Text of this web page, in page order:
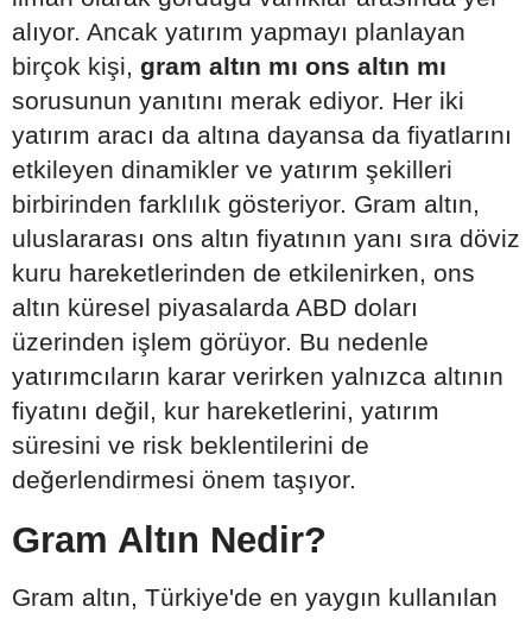
alıyor. Ancak yatırım yapmayı planlayan
birçok kişi, gram altın mı ons altın mı
sorusunun yanıtını merak ediyor. Her iki
yatırım aracı da altına dayansa da fiyatlarını
etkileyen dinamikler ve yatırım şekilleri
birbirinden farklılık gösteriyor. Gram altın,
uluslararası ons altın fiyatının yanı sıra döviz
kuru hareketlerinden de etkilenirken, ons
altın küresel piyasalarda ABD doları
üzerinden işlem görüyor. Bu nedenle
yatırımcıların karar verirken yalnızca altının
fiyatını değil, kur hareketlerini, yatırım
süresini ve risk beklentilerini de
değerlendirmesi önem taşıyor.
Gram Altın Nedir?
Gram altın, Türkiye'de en yaygın kullanılan